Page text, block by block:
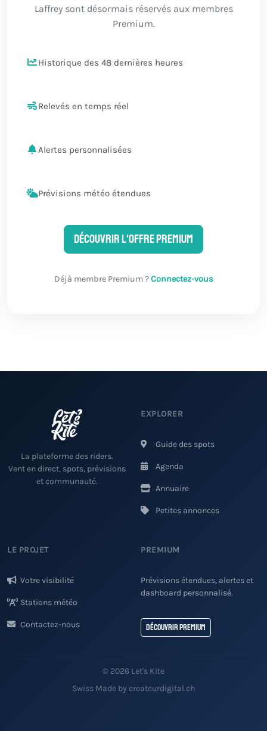
Laffrey sont désormais réservés aux membres
Premium.
Historique des 48 dernières heures
Relevés en temps réel
Alertes personnalisées
Prévisions météo étendues
Découvrir l'offre Premium
Déjà membre Premium ?Connectez-vous
La plateforme des riders.
Vent en direct, spots, prévisions
et communauté.
EXPLORER
Guide des spots
Agenda
Annuaire
Petites annonces
LE PROJET
Votre visibilité
Stations météo
Contactez-nous
PREMIUM
Prévisions étendues, alertes et
dashboard personnalisé.
Découvrir Premium
© 2026 Let's Kite
Swiss Made by createurdigital.ch